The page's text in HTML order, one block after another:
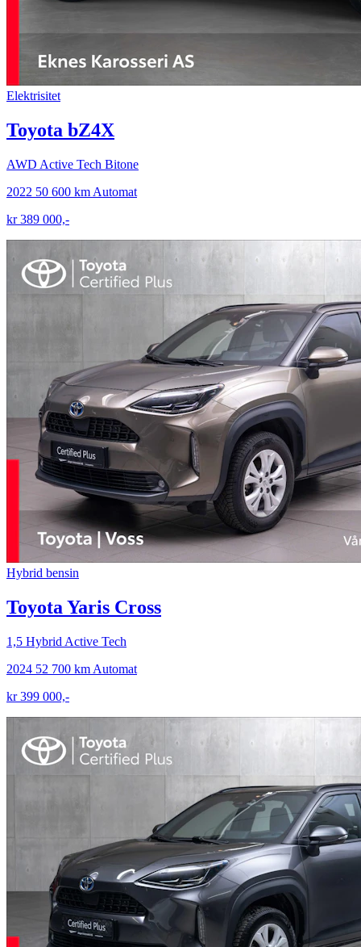
Elektrisitet
Toyota bZ4X
AWD Active Tech Bitone
2022 50 600 km Automat
kr 389 000,-
Hybrid bensin
Toyota Yaris Cross
1,5 Hybrid Active Tech
2024 52 700 km Automat
kr 399 000,-